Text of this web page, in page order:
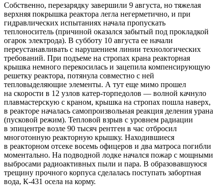
Собственно, перезарядку завершили 9 августа, но тяжелая
верхняя покрышка реактора легла негерметично, и при
гидравлических испытаниях начала пропускать
теплоноситель (причиной оказался забытый под прокладкой
огарок электрода). В субботу 10 августа ее начали
переустанавливать с нарушением линии технологических
требований. При подъеме на стропах крана реакторная
крышка немного перекосилась и зацепила компенсирующую
решетку реактора, потянула совместно с ней
тепловыделяющие элементы. А тут еще мимо прошел
на скорости в 12 узлов катер-торпедолов — волной качнуло
плавмастерскую с краном, крышка на стропах пошла наверх,
в реакторе началась самопроизвольная реакция деления урана
(пусковой режим). Тепловой взрыв с уровнем радиации
в эпицентре возле 90 тысяч рентген в час отбросил
многотонную реакторную крышку. Находившиеся
в реакторном отсеке восемь офицеров и два матроса погибли
моментально. На подводной лодке начался пожар с мощными
выбросами радиоактивных пыли и пара. В образовавшуюся
трещину прочного корпуса сделалась поступать забортная
вода, К-431 осела на корму.